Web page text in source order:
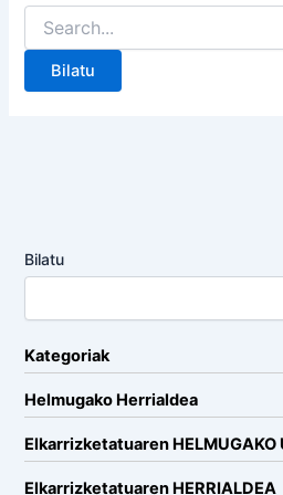
Search
for:
Bilatu
Kategoriak
Helmugako Herrialdea
Elkarrizketatuaren HELMUGAKO
Elkarrizketatuaren HERRIALDEA